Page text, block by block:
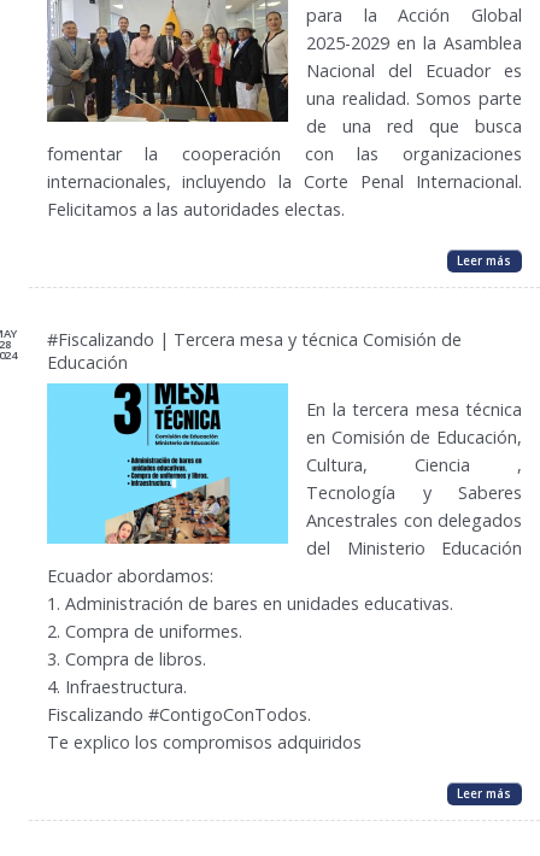
para la Acción Global
2025-2029 en la Asamblea
Nacional del Ecuador es
una realidad. Somos parte
de una red que busca
fomentar la cooperación con las organizaciones
internacionales, incluyendo la Corte Penal Internacional.
Felicitamos a las autoridades electas.
Leer más
28
#Fiscalizando | Tercera mesa y técnica Comisión de
Educación
En la tercera mesa técnica
en Comisión de Educación,
Cultura, Ciencia ,
Tecnología y Saberes
Ancestrales con delegados
del Ministerio Educación
Ecuador abordamos:
1. Administración de bares en unidades educativas.
2. Compra de uniformes.
3. Compra de libros.
4. Infraestructura.
Fiscalizando #ContigoConTodos.
Te explico los compromisos adquiridos
Leer más